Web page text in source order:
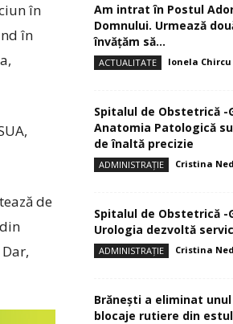
în
în
de
Am intrat în Postul
Domnului. Urmează
învăţăm să...
ACTUALITATE Ionela Chircu
Spitalul de Obstetrică -
Anatomia Patologică
de înaltă precizie
ADMINISTRAȚIE Cristina
Spitalul de Obstetrică -
Urologia dezvoltă
ADMINISTRAȚIE Cristina
Brănești a eliminat
blocaje rutiere din